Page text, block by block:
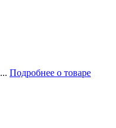
Подробнее о товаре